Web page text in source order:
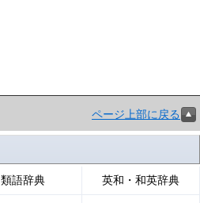
ページ上部に戻る
類語辞典 英和・和英辞典